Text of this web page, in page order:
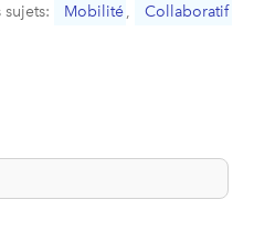
sujets: Mobilité, Collaboratif